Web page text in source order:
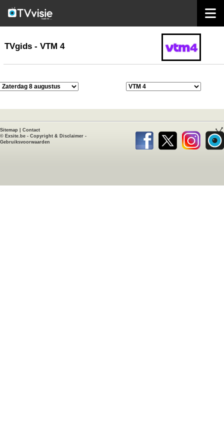
TVgids
TVgids - VTM 4
Sitemap
Contact
© Exsite.be - Copyright & Disclaimer -
Gebruiksvoorwaarden